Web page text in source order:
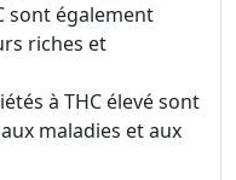
sont également
riches et
à THC élevé sont
maladies et aux